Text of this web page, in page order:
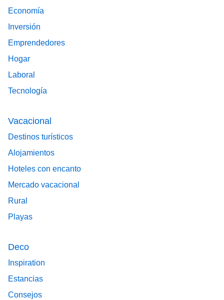
Economía
Inversión
Emprendedores
Hogar
Laboral
Tecnología
Vacacional
Destinos turísticos
Alojamientos
Hoteles con encanto
Mercado vacacional
Rural
Playas
Deco
Inspiration
Estancias
Consejos